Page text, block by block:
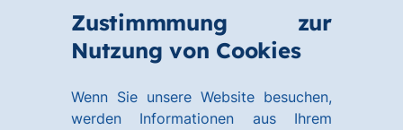
Zustimmmung zur
Nutzung von Cookies
Wenn Sie unsere Website besuchen,
werden Informationen aus Ihrem
Hauptinhalt